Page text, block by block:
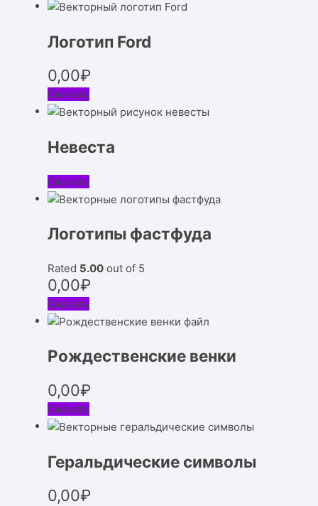
Логотип Ford
0,00₽
Скачать
Невеста
Скачать
Логотипы фастфуда
Rated 5.00 out of 5
0,00₽
Скачать
Рождественские венки
0,00₽
Скачать
Геральдические символы
0,00₽